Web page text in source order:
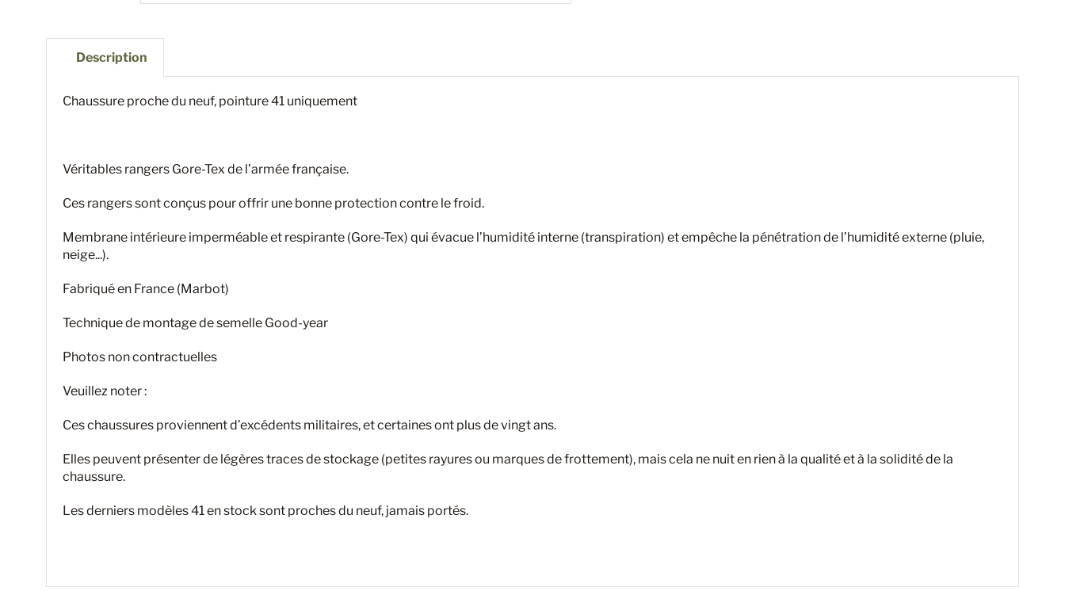
Description
Chaussure proche du neuf, pointure 41 uniquement
Véritables rangers Gore-Tex de l’armée française.
Ces rangers sont conçus pour offrir une bonne protection contre le froid.
Membrane intérieure imperméable et respirante (Gore-Tex) qui évacue l’humidité interne (transpiration) et empêche la pénétration de l’humidité externe (pluie,
neige...).
Fabriqué en France (Marbot)
Technique de montage de semelle Good-year
Photos non contractuelles
Veuillez noter :
Ces chaussures proviennent d’excédents militaires, et certaines ont plus de vingt ans.
Elles peuvent présenter de légères traces de stockage (petites rayures ou marques de frottement), mais cela ne nuit en rien à la qualité et à la solidité de la
chaussure.
Les derniers modèles 41 en stock sont proches du neuf, jamais portés.